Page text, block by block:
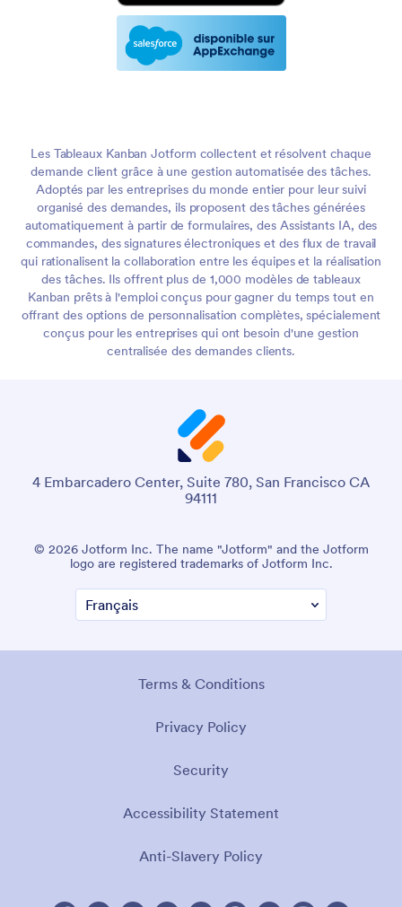
Les Tableaux Kanban Jotform collectent et résolvent chaque
demande client grâce à une gestion automatisée des tâches.
Adoptés par les entreprises du monde entier pour leur suivi
organisé des demandes, ils proposent des tâches générées
automatiquement à partir de formulaires, des Assistants IA, des
commandes, des signatures électroniques et des flux de travail
qui rationalisent la collaboration entre les équipes et la réalisation
des tâches. Ils offrent plus de 1,000 modèles de tableaux
Kanban prêts à l'emploi conçus pour gagner du temps tout en
offrant des options de personnalisation complètes, spécialement
conçus pour les entreprises qui ont besoin d'une gestion
centralisée des demandes clients.
4 Embarcadero Center, Suite 780, San Francisco CA
94111
© 2026 Jotform Inc. The name "Jotform" and the Jotform
logo are registered trademarks of Jotform Inc.
Terms & Conditions
Privacy Policy
Security
Accessibility Statement
Anti-Slavery Policy